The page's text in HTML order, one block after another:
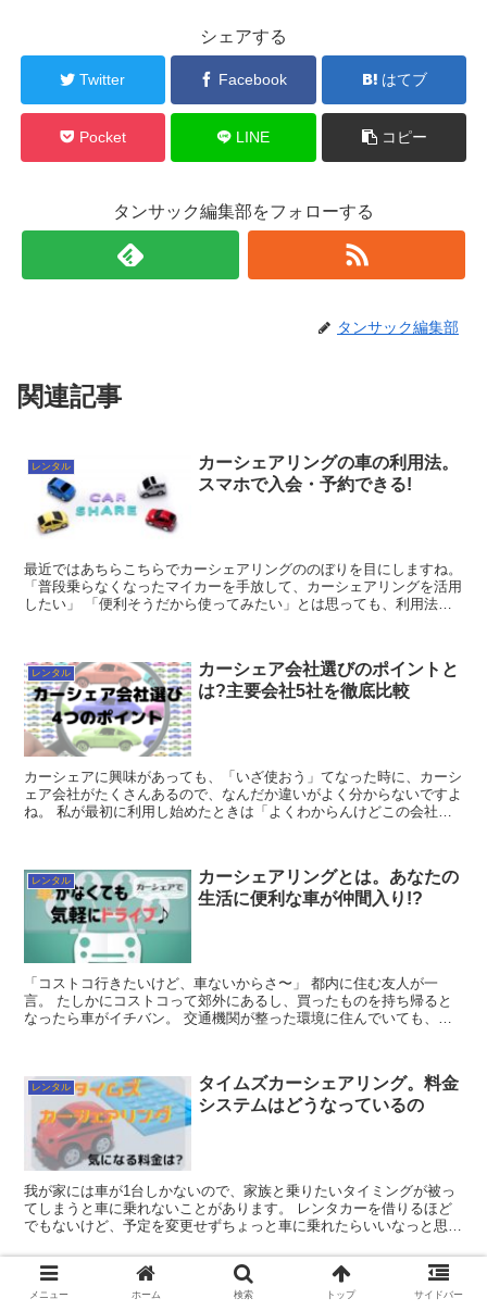
シェアする
Twitter Facebook はてブ
Pocket LINE コピー
タンサック編集部をフォローする
タンサック編集部
関連記事
レンタル
カーシェアリングの車の利用法。
スマホで入会・予約できる!
最近ではあちらこちらでカーシェアリングののぼりを目にしますね。
「普段乗らなくなったマイカーを手放して、カーシェアリングを活用
したい」 「便利そうだから使ってみたい」とは思っても、利用法が
レンタル
カーシェア会社選びのポイントと
は?主要会社5社を徹底比較
カーシェアに興味があっても、「いざ使おう」てなった時に、カーシ
ェア会社がたくさんあるので、なんだか違いがよく分からないですよ
ね。 私が最初に利用し始めたときは「よくわからんけどこの会社で
レンタル
カーシェアリングとは。あなたの
生活に便利な車が仲間入り!?
「コストコ行きたいけど、車ないからさ〜」 都内に住む友人が一
言。 たしかにコストコって郊外にあるし、買ったものを持ち帰ると
なったら車がイチバン。 交通機関が整った環境に住んでいても、車
レンタル
タイムズカーシェアリング。料金
システムはどうなっているの
我が家には車が1台しかないので、家族と乗りたいタイミングが被っ
てしまうと車に乗れないことがあります。 レンタカーを借りるほど
でもないけど、予定を変更せずちょっと車に乗れたらいいなっと思っ
レンタル
カーシェアリングの仕組みを解
メニュー ホーム 検索 トップ サイドバー